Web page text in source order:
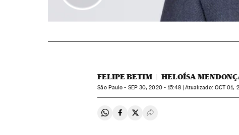
FELIPE BETIM HELOÍSA
São Paulo - SEP30, 2020 - 15:48 atualizado: OCT01,
Compartir en Whatsapp
Compartir en Facebook
Compartir en Twitter
Desplegar Redes Sociales